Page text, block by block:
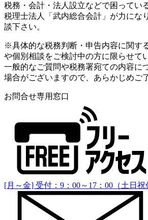
税務・会計・法人設立などで困ってい
税理士法人「武内総合会計」が力にな
談下さい。
※具体的な税務判断・申告内容に関す
や個別相談をご検討中の方に限らせて
一般的なご質問や税務署宛ての内容に
場合がございますので、あらかじめご
お問合せ専用窓口
[月～金] 受付：9：00～17：00（土日祝